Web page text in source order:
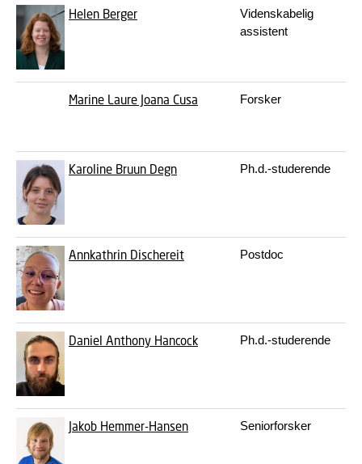
Helen Berger
Videnskabelig
assistent
Marine Laure Joana Cusa Forsker
Karoline Bruun Degn Ph.d.-studerende
Annkathrin Dischereit Postdoc
Daniel Anthony Hancock Ph.d.-studerende
Jakob Hemmer-Hansen Seniorforsker